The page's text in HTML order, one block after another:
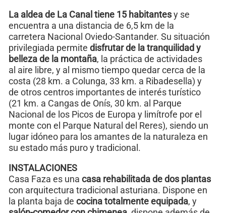
La aldea de La Canal tiene 15 habitantesy se
encuentra a una distancia de 6,5 km de la
carretera Nacional Oviedo-Santander. Su situación
privilegiada permite disfrutar de la tranquilidad y
belleza de la montaña, la práctica de actividades
al aire libre, y al mismo tiempo quedar cerca de la
costa (28 km. a Colunga, 33 km. a Ribadesella) y
de otros centros importantes de interés turístico
(21 km. a Cangas de Onís, 30 km. al Parque
Nacional de los Picos de Europa y limítrofe por el
monte con el Parque Natural del Reres), siendo un
lugar idóneo para los amantes de la naturaleza en
su estado más puro y tradicional.
INSTALACIONES
Casa Faza es una casa rehabilitada de dos plantas
con arquitectura tradicional asturiana. Dispone en
la planta baja de cocina totalmente equipada, y